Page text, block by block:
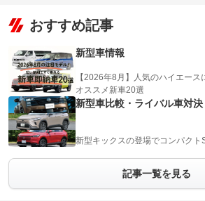
おすすめ記事
新型車情報
【2026年8月】人気のハイエー
オススメ新車20選
新型車比較・ライバル車対決
新型キックスの登場でコンパクト
記事一覧を見る